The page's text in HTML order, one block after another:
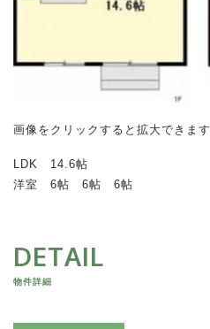
画像をクリックすると拡大できます
LDK 14.6帖
洋室 6帖 6帖 6帖
DETAIL
物件詳細